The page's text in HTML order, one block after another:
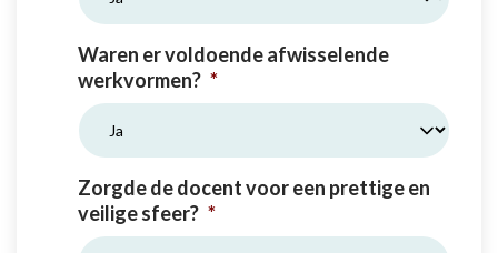
Waren er voldoende afwisselende
werkvormen? *
Zorgde de docent voor een prettige en
veilige sfeer? *